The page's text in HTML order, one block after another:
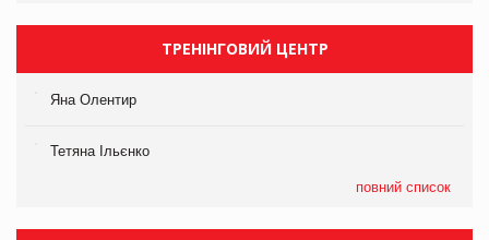
ТРЕНІНГОВИЙ ЦЕНТР
Яна Олентир
Тетяна Ільєнко
повний список